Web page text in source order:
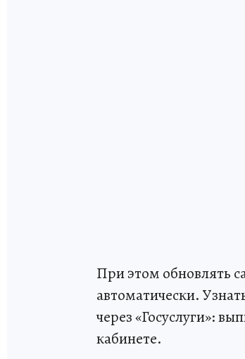
При этом обновлять
автоматически.
через «Госуслуги»:
кабинете.